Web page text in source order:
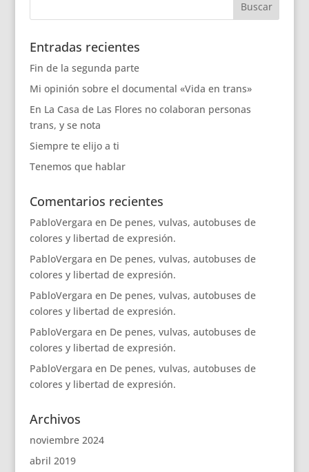
Entradas recientes
Fin de la segunda parte
Mi opinión sobre el documental «Vida en trans»
En La Casa de Las Flores no colaboran personas
trans, y se nota
Siempre te elijo a ti
Tenemos que hablar
Comentarios recientes
PabloVergara en De penes, vulvas, autobuses de
colores y libertad de expresión.
PabloVergara en De penes, vulvas, autobuses de
colores y libertad de expresión.
PabloVergara en De penes, vulvas, autobuses de
colores y libertad de expresión.
PabloVergara en De penes, vulvas, autobuses de
colores y libertad de expresión.
PabloVergara en De penes, vulvas, autobuses de
colores y libertad de expresión.
Archivos
noviembre 2024
abril 2019